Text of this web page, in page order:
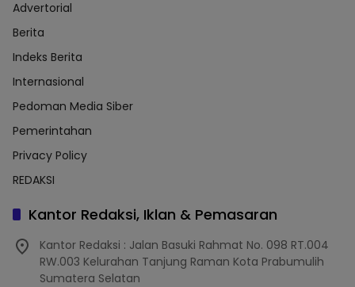
Advertorial
Berita
Indeks Berita
Internasional
Pedoman Media Siber
Pemerintahan
Privacy Policy
REDAKSI
Kantor Redaksi, Iklan & Pemasaran
Kantor Redaksi : Jalan Basuki Rahmat No. 098 RT.004
RW.003 Kelurahan Tanjung Raman Kota Prabumulih
Sumatera Selatan